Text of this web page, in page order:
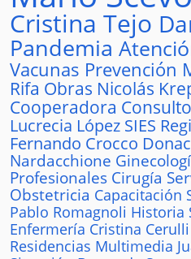
Cristina Tejo
Pandemia
Vacunas Prevención
Rifa Obras Nicolás
Cooperadora
Lucrecia López SIES
Fernando Crocco
Nardacchione
Profesionales Cirugía
Obstetricia Capacitación
Pablo Romagnoli Historia
Enfermería Cristina Cerulli
Residencias Multimedia